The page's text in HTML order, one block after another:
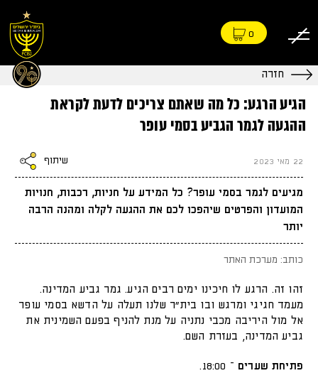
0
חזרה
הגיע הרגע: כל מה שאתם צריכים לדעת לקראת
ההגעה לגמר הגביע בסמי עופר
22 מאי 2023 שיתוף
מגיעים לגמר בסמי עופר? כל המידע על חניות, רכבות, חנויות
המועדון והפרטים שיהפכו לכם את ההגעה לקלה ומהנה הרבה
יותר
כותב: מערכת האתר
זהו זה. הרגע לו חיכינו ימים רבים הגיע. גמר גביע המדינה.
מעמד חגיגי ומרגש ובו בית"ר שלנו תעלה על הדשא בסמי עופר
אל מול היריבה מכבי נתניה על מנת להניף בפעם השמינית את
גביע המדינה, בעזרת השם.
פתיחת שערים – 18:00.